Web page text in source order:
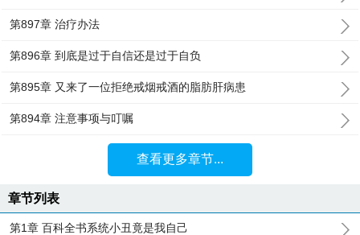
第897章 治疗办法
第896章 到底是过于自信还是过于自负
第895章 又来了一位拒绝戒烟戒酒的脂肪肝病患
第894章 注意事项与叮嘱
查看更多章节...
章节列表
第1章 百科全书系统小丑竟是我自己